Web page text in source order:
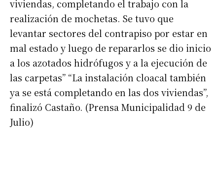
viviendas, completando el trabajo con la
realización de mochetas. Se tuvo que
levantar sectores del contrapiso por estar en
mal estado y luego de repararlos se dio inicio
a los azotados hidrófugos y a la ejecución de
las carpetas” “La instalación cloacal también
ya se está completando en las dos viviendas”,
finalizó Castaño. (Prensa Municipalidad 9 de
Julio)